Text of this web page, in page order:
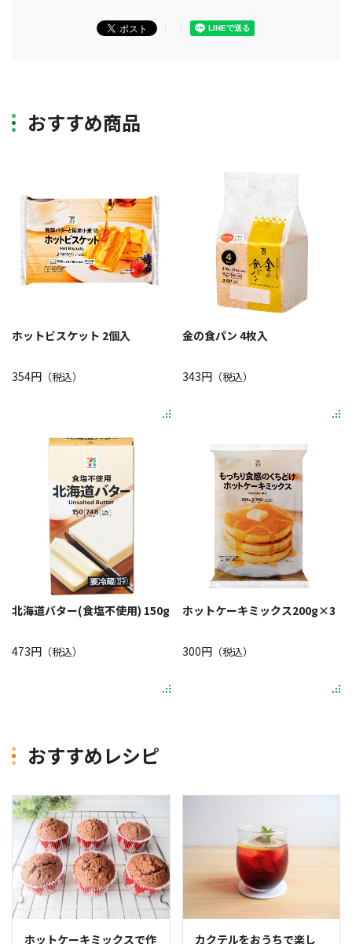
おすすめ商品
ホットビスケット 2個入
354円 （税込）
金の食パン 4枚入
343円（税込）
北海道バター(食塩不使用) 150g
473円 （税込）
ホットケーキミックス200g×3
300円（税込）
おすすめレシピ
ホットケーキミックスで作
カクテルをおうちで楽し